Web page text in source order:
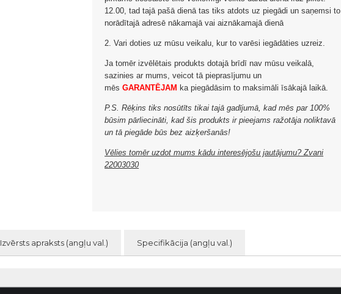
12.00, tad tajā pašā dienā tas tiks atdots uz piegādi un saņemsi to
norādītajā adresē nākamajā vai aiznākamajā dienā
2. Vari doties uz mūsu veikalu, kur to varēsi iegādāties uzreiz.
Ja tomēr izvēlētais produkts dotajā brīdī nav mūsu veikalā,
sazinies ar mums, veicot tā pieprasījumu un
mēsGARANTĒJAM ka piegādāsim to maksimāli īsākajā laikā.
P.S. Rēķins tiks nosūtīts tikai tajā gadījumā, kad mēs par 100%
būsim pārliecināti, kad šis produkts ir pieejams ražotāja noliktavā
un tā piegāde būs bez aizķeršanās!
Vēlies tomēr uzdot mums kādu interesējošu jautājumu? Zvani
22003030
Izvērsts apraksts (angļu val.) Specifikācija (angļu val.)